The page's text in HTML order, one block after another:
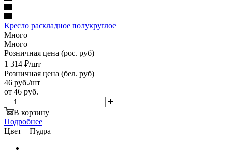
Кресло раскладное полукруглое
Много
Много
Розничная цена (рос. руб)
1 314 ₽/шт
Розничная цена (бел. руб)
46 руб./шт
от 46 руб.
В корзину
Подробнее
Цвет—Пудра